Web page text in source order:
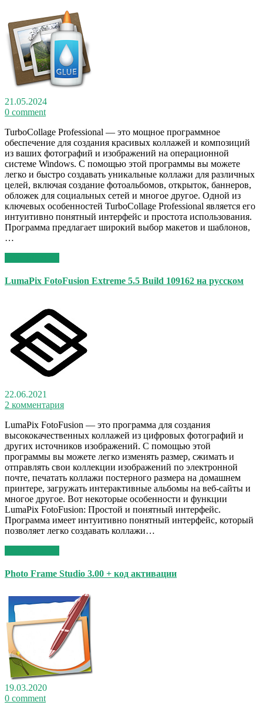
21.05.2024
0 comment
TurboCollage Professional — это мощное программное
обеспечение для создания красивых коллажей и композиций
из ваших фотографий и изображений на операционной
системе Windows. С помощью этой программы вы можете
легко и быстро создавать уникальные коллажи для различных
целей, включая создание фотоальбомов, открыток, баннеров,
обложек для социальных сетей и многое другое. Одной из
ключевых особенностей TurboCollage Professional является его
интуитивно понятный интерфейс и простота использования.
Программа предлагает широкий выбор макетов и шаблонов,
…
LumaPix FotoFusion Extreme 5.5 Build 109162 на русском
22.06.2021
2 комментария
LumaPix FotoFusion — это программа для создания
высококачественных коллажей из цифровых фотографий и
других источников изображений. С помощью этой
программы вы можете легко изменять размер, сжимать и
отправлять свои коллекции изображений по электронной
почте, печатать коллажи постерного размера на домашнем
принтере, загружать интерактивные альбомы на веб-сайты и
многое другое. Вот некоторые особенности и функции
LumaPix FotoFusion: Простой и понятный интерфейс.
Программа имеет интуитивно понятный интерфейс, который
позволяет легко создавать коллажи…
Photo Frame Studio 3.00 + код активации
19.03.2020
0 comment